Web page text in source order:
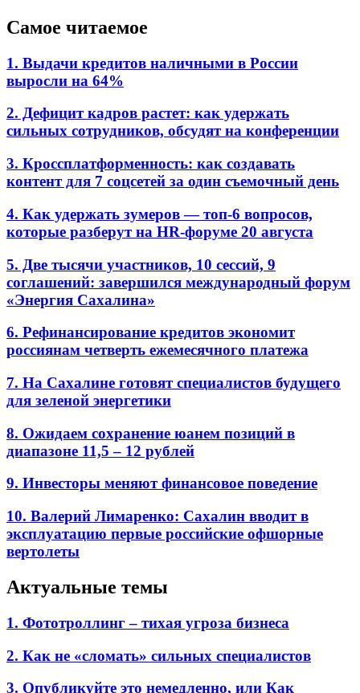
Самое читаемое
1. Выдачи кредитов наличными в России
выросли на 64%
2. Дефицит кадров растет: как удержать
сильных сотрудников, обсудят на конференции
3. Кроссплатформенность: как создавать
контент для 7 соцсетей за один съемочный день
4. Как удержать зумеров — топ-6 вопросов,
которые разберут на HR-форуме 20 августа
5. Две тысячи участников, 10 сессий, 9
соглашений: завершился международный форум
«Энергия Сахалина»
6. Рефинансирование кредитов экономит
россиянам четверть ежемесячного платежа
7. На Сахалине готовят специалистов будущего
для зеленой энергетики
8. Ожидаем сохранение юанем позиций в
диапазоне 11,5 – 12 рублей
9. Инвесторы меняют финансовое поведение
10. Валерий Лимаренко: Сахалин вводит в
эксплуатацию первые российские офшорные
вертолеты
Актуальные темы
1. Фототроллинг – тихая угроза бизнеса
2. Как не «сломать» сильных специалистов
3. Опубликуйте это немедленно, или Как